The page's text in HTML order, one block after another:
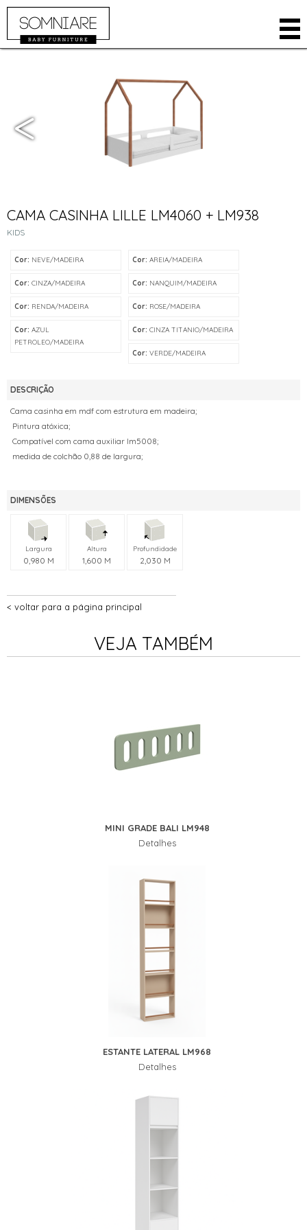
BERÇOS
ACESSÓRIOS
LOJA ONLINE
IDIOMA
ESPANHOL
CAMA CASINHA LILLE LM4060 + LM938
KIDS
Cor: NEVE/MADEIRA Cor: AREIA/MADEIRA
Cor: CINZA/MADEIRA Cor: NANQUIM/MADEIRA
Cor: RENDA/MADEIRA Cor: ROSE/MADEIRA
Cor: AZUL
PETROLEO/MADEIRA
Cor: CINZA TITANIO/MADEIRA
Cor: VERDE/MADEIRA
DESCRIÇÃO
Cama casinha em mdf com estrutura em madeira;
Pintura atóxica;
Compatível com cama auxiliar lm5008;
medida de colchão 0,88 de largura;
DIMENSÕES
Largura
0,980 M
Altura
1,600 M
Profundidade
2,030 M
voltar para a página principal
VEJA TAMBÉM
MINI GRADE BALI LM948
Detalhes
ESTANTE LATERAL LM968
Detalhes